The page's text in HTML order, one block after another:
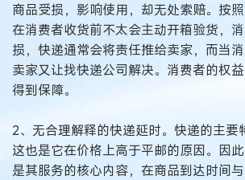
商品受损，影响使用，却无处索赔。按
在消费者收货前不太会主动开箱验货，
损，快递通常会将责任推给卖家，而当消
卖家又让找快递公司解决。消费者的权
得到保障。
2、无合理解释的快递延时。快递的主要
这也是它在价格上高于平邮的原因。因
是其服务的核心内容，在商品到达时间